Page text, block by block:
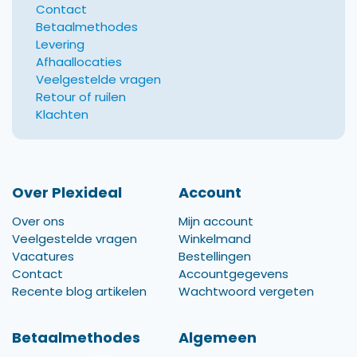
Contact
Betaalmethodes
Levering
Afhaallocaties
Veelgestelde vragen
Retour of ruilen
Klachten
Over Plexideal
Over ons
Veelgestelde vragen
Vacatures
Contact
Recente blog artikelen
Account
Mijn account
Winkelmand
Bestellingen
Accountgegevens
Wachtwoord vergeten
Betaalmethodes Algemeen